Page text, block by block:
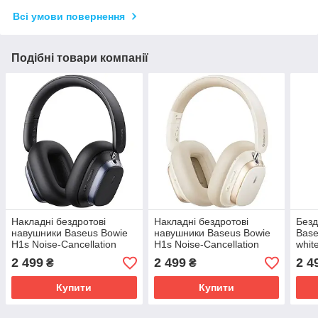
Всі умови повернення
Подібні товари компанії
Накладні бездротові
навушники Baseus Bowie
H1s Noise-Cancellation
(A00075301) Cluster Black
2 499 ₴
Купити
Накладні бездротові
навушники Baseus Bowie
H1s Noise-Cancellation
(A00075301) Stellar White
2 499₴
Купити
2